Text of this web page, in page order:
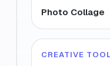
Photo Collage
CREATIVE